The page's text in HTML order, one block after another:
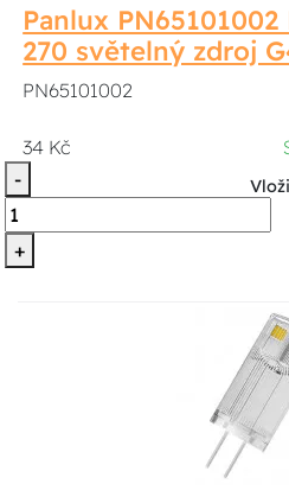
Panlux PN65101002
270 světelný zdroj
PN65101002
34 Kč
-
+